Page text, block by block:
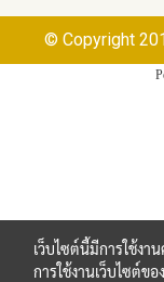
© Copyright
เว็บไซต์นี้มีการใช้ง
การใช้งานเว็บไซต์ข